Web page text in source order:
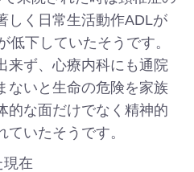
しく日常生活動作ADLが
低下していたそうです。
来ず、心療内科にも通院
ないと生命の危険を家族
的な面だけでなく精神的
いたそうです。
現在